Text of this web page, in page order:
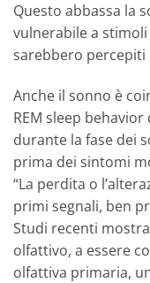
Questo abbassa la
vulnerabile a
sarebbero percepiti
Anche il sonno è
REM sleep
durante la fase dei
prima dei sintomi
“La perdita o
primi segnali, ben
Studi recenti
olfattivo, a essere
olfattiva primaria,